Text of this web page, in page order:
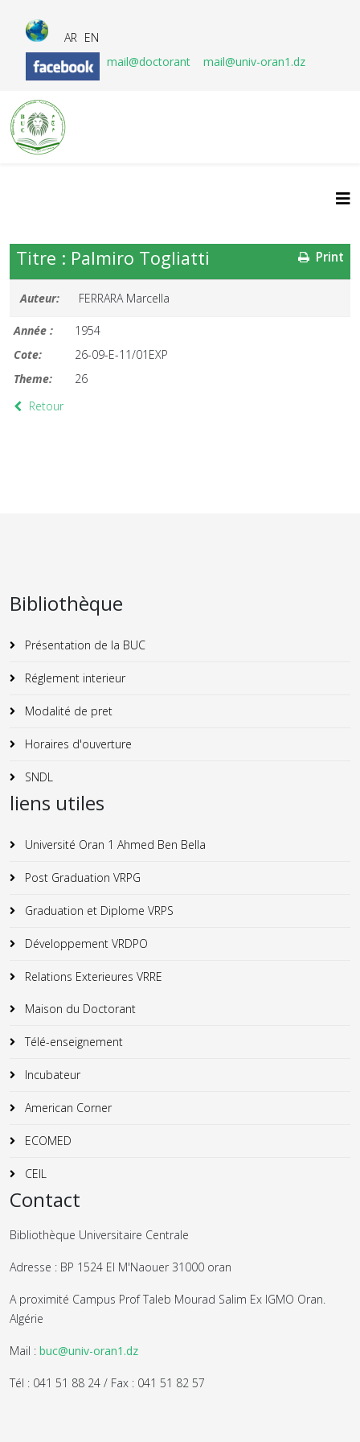
AR EN
mail@doctorant
mail@univ-oran1.dz
Print
Titre : Palmiro Togliatti
Auteur: FERRARA Marcella
Année :
1954
Cote:
26-09-E-11/01EXP
Theme:
26
Retour
Bibliothèque
Présentation de la BUC
Réglement interieur
Modalité de pret
Horaires d'ouverture
SNDL
liens utiles
Université Oran 1 Ahmed Ben Bella
Post Graduation VRPG
Graduation et Diplome VRPS
Développement VRDPO
Relations Exterieures VRRE
Maison du Doctorant
Télé-enseignement
Incubateur
American Corner
ECOMED
CEIL
Contact
Bibliothèque Universitaire Centrale
Adresse : BP 1524 El M'Naouer 31000 oran
A proximité Campus Prof Taleb Mourad Salim Ex IGMO Oran.
Algérie
Mail : buc@univ-oran1.dz
Tél : 041 51 88 24 / Fax : 041 51 82 57